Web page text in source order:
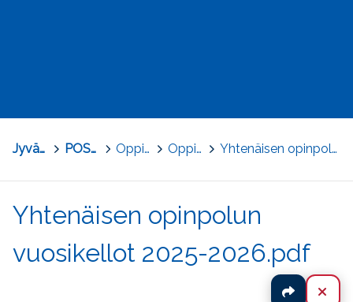
Jyväskylä POSKE - Perusopetuksen osaamisen kehittäminen Oppimisen ja koulunkäynnin tuki Oppimisen tuen järjestäminen Yhtenäisen opinpolun vuosikellot 2025-2026.pdf
Yhtenäisen opinpolun
vuosikellot 2025-2026.pdf
Jaa